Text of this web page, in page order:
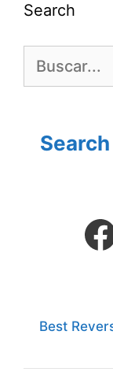
Search
Best